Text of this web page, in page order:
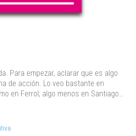
Para empezar, aclarar que es algo
de acción. Lo veo bastante en
en Ferrol; algo menos en Santiago…